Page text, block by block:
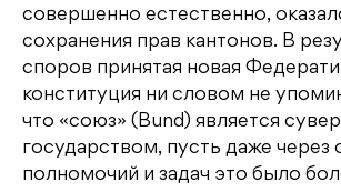
совершенно естественно,
сохранения прав кантонов. В
споров принятая новая
конституция ни словом не
что «союз» (Bund) является
государством, пусть даже через
полномочий и задач это было